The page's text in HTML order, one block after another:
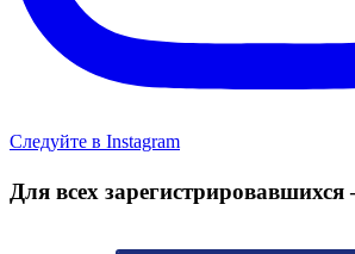
Следуйте в Instagram
Для всех